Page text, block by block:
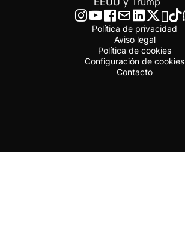
Política de privacidad
Aviso legal
Política de cookies
Configuración de cookies
Contacto